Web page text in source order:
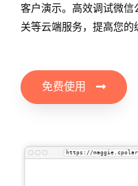
客户演示。高效调试微信
关等云端服务， 提高您的
免费使用
https : / /maggie. cpolar